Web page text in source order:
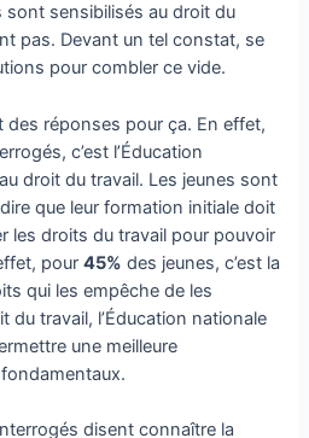
sont sensibilisés au droit du
pas. Devant un tel constat, se
pour combler ce vide.
des réponses pour ça. En effet,
c’est l’Éducation
droit du travail. Les jeunes sont
que leur formation initiale doit
les droits du travail pour pouvoir
pour45% des jeunes, c’est la
qui les empêche de les
du travail, l’Éducation nationale
une meilleure
disent connaître la